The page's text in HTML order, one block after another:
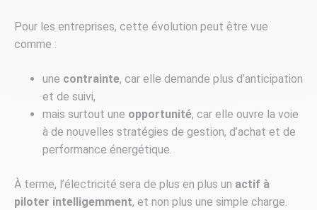
Pour les entreprises, cette évolution peut être vue
comme :
une contrainte, car elle demande plus d’anticipation
et de suivi,
mais surtout une opportunité, car elle ouvre la voie
à de nouvelles stratégies de gestion, d’achat et de
performance énergétique.
À terme, l’électricité sera de plus en plus un actif à
piloter intelligemment, et non plus une simple charge.